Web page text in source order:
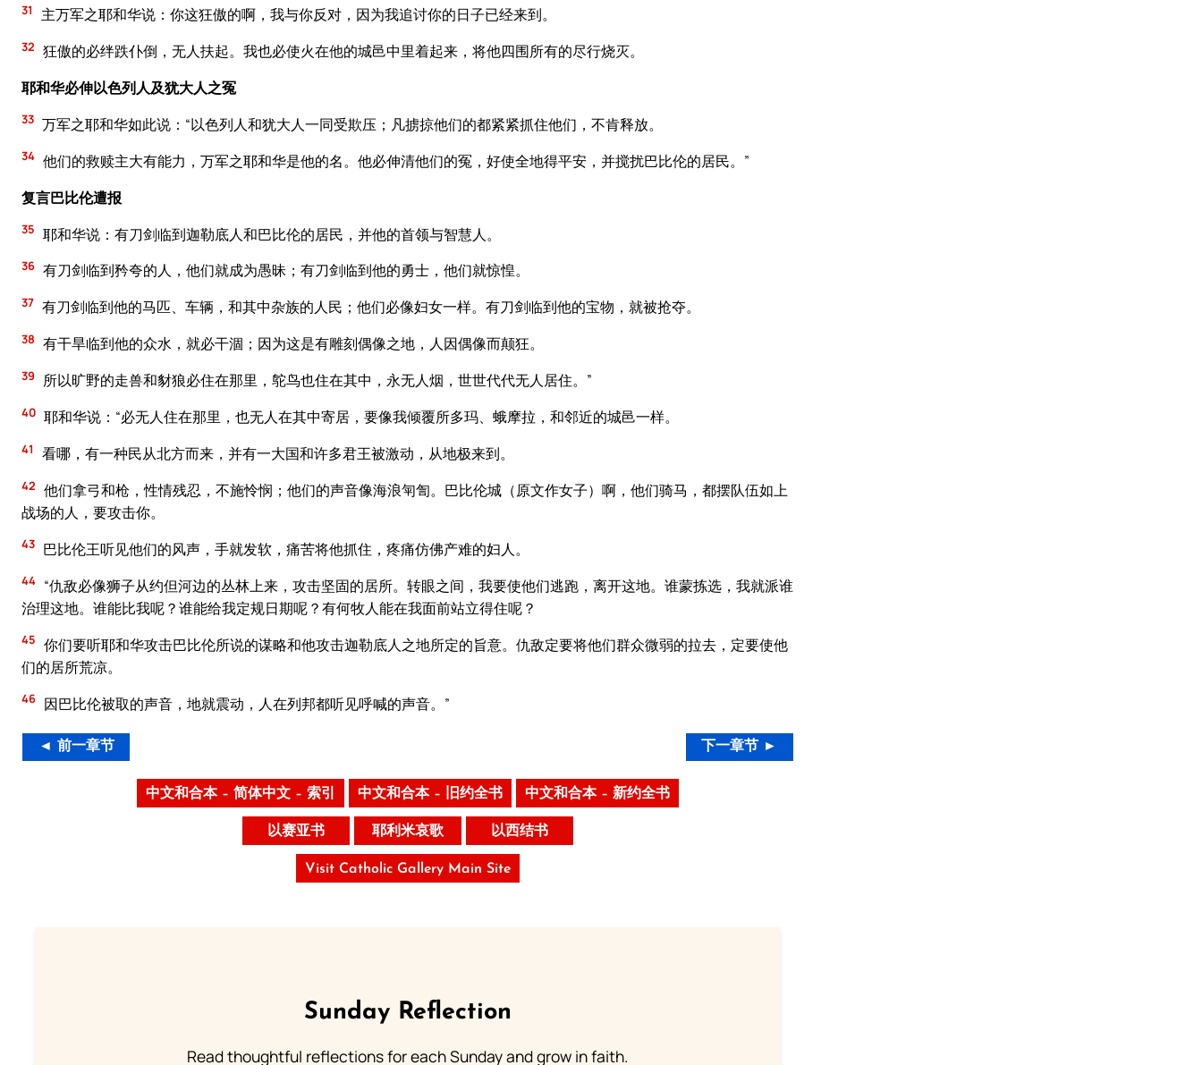
31 主万军之耶和华说：你这狂傲的啊，我与你反对，因为我追讨你的日子已经来到。
32 狂傲的必绊跌仆倒，无人扶起。我也必使火在他的城邑中里着起来，将他四围所有的尽行烧灭。
耶和华必伸以色列人及犹大人之冤
33 万军之耶和华如此说：“以色列人和犹大人一同受欺压；凡掳掠他们的都紧紧抓住他们，不肯释放。
34 他们的救赎主大有能力，万军之耶和华是他的名。他必伸清他们的冤，好使全地得平安，并搅扰巴比伦的居民。”
复言巴比伦遭报
35 耶和华说：有刀剑临到迦勒底人和巴比伦的居民，并他的首领与智慧人。
36 有刀剑临到矜夸的人，他们就成为愚昧；有刀剑临到他的勇士，他们就惊惶。
37 有刀剑临到他的马匹、车辆，和其中杂族的人民；他们必像妇女一样。有刀剑临到他的宝物，就被抢夺。
38 有干旱临到他的众水，就必干涸；因为这是有雕刻偶像之地，人因偶像而颠狂。
39 所以旷野的走兽和豺狼必住在那里，鸵鸟也住在其中，永无人烟，世世代代无人居住。”
40 耶和华说：“必无人住在那里，也无人在其中寄居，要像我倾覆所多玛、蛾摩拉，和邻近的城邑一样。
41 看哪，有一种民从北方而来，并有一大国和许多君王被激动，从地极来到。
42 他们拿弓和枪，性情残忍，不施怜悯；他们的声音像海浪匉訇。巴比伦城（原文作女子）啊，他们骑马，都摆队伍如上
战场的人，要攻击你。
43 巴比伦王听见他们的风声，手就发软，痛苦将他抓住，疼痛仿佛产难的妇人。
44 “仇敌必像狮子从约但河边的丛林上来，攻击坚固的居所。转眼之间，我要使他们逃跑，离开这地。谁蒙拣选，我就派谁
治理这地。谁能比我呢？谁能给我定规日期呢？有何牧人能在我面前站立得住呢？
45 你们要听耶和华攻击巴比伦所说的谋略和他攻击迦勒底人之地所定的旨意。仇敌定要将他们群众微弱的拉去，定要使他
们的居所荒凉。
46 因巴比伦被取的声音，地就震动，人在列邦都听见呼喊的声音。”
◄ 前一章节 下一章节 ►
中文和合本 – 简体中文 – 索引 中文和合本 – 旧约全书 中文和合本 – 新约全书
以赛亚书 耶利米哀歌 以西结书
Visit Catholic Gallery Main Site
Sunday Reflection
Read thoughtful reflections for each Sunday and grow in faith.